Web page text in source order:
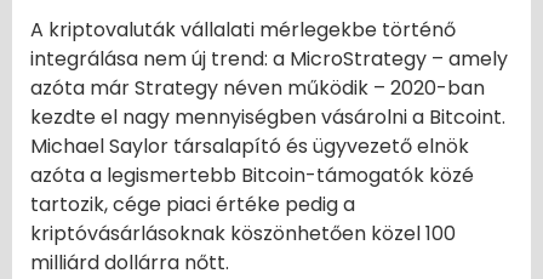
A kriptovaluták vállalati mérlegekbe történő
integrálása nem új trend: a MicroStrategy – amely
azóta már Strategy néven működik – 2020-ban
kezdte el nagy mennyiségben vásárolni a Bitcoint.
Michael Saylor társalapító és ügyvezető elnök
azóta a legismertebb Bitcoin-támogatók közé
tartozik, cége piaci értéke pedig a
kriptóvásárlásoknak köszönhetően közel 100
milliárd dollárra nőtt.